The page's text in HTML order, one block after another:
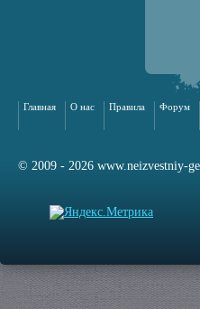
Главная О нас Правила Форум
© 2009 - 2026
сайта